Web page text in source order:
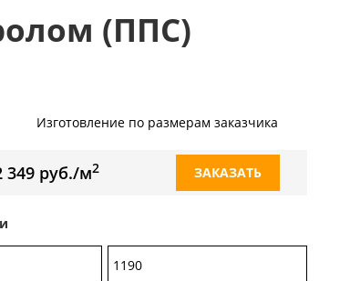
(ППС)
Изготовление по размерам заказчика
349 руб./м2 ЗАКАЗАТЬ
1190